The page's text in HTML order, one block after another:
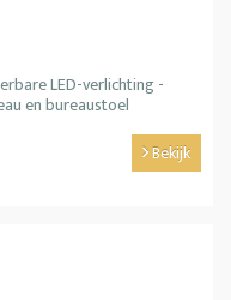
LED-verlichting -
en bureaustoel
Bekijk